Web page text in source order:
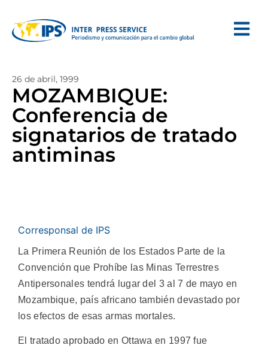
26 de abril, 1999
MOZAMBIQUE:
Conferencia de
signatarios de tratado
antiminas
Corresponsal de IPS
La Primera Reunión de los Estados Parte de la
Convención que Prohíbe las Minas Terrestres
Antipersonales tendrá lugar del 3 al 7 de mayo en
Mozambique, país africano también devastado por
los efectos de esas armas mortales.
El tratado aprobado en Ottawa en 1997 fue